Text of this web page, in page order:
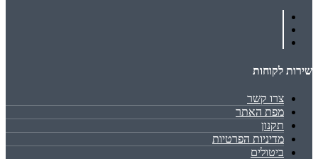
שירות לקוחות
צרו קשר
מפת האתר
תקנון
מדיניות הפרטיות
ביטולים